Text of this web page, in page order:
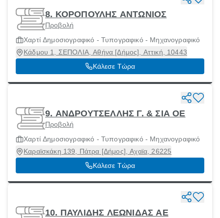
8. ΚΟΡΟΠΟΥΛΗΣ ΑΝΤΩΝΙΟΣ
Προβολή
Χαρτί Δημοσιογραφικό - Τυπογραφικό - Μηχανογραφικό
Κάδμου 1, ΣΕΠΟΛΙΑ, Αθήνα [Δήμος], Αττική, 10443
Κάλεσε Τώρα
9. ΑΝΔΡΟΥΤΣΕΛΛΗΣ Γ. & ΣΙΑ ΟΕ
Προβολή
Χαρτί Δημοσιογραφικό - Τυπογραφικό - Μηχανογραφικό
Καραϊσκάκη 139, Πάτρα [Δήμος], Αχαϊα, 26225
Κάλεσε Τώρα
10. ΠΑΥΛΙΔΗΣ ΛΕΩΝΙΔΑΣ ΑΕ